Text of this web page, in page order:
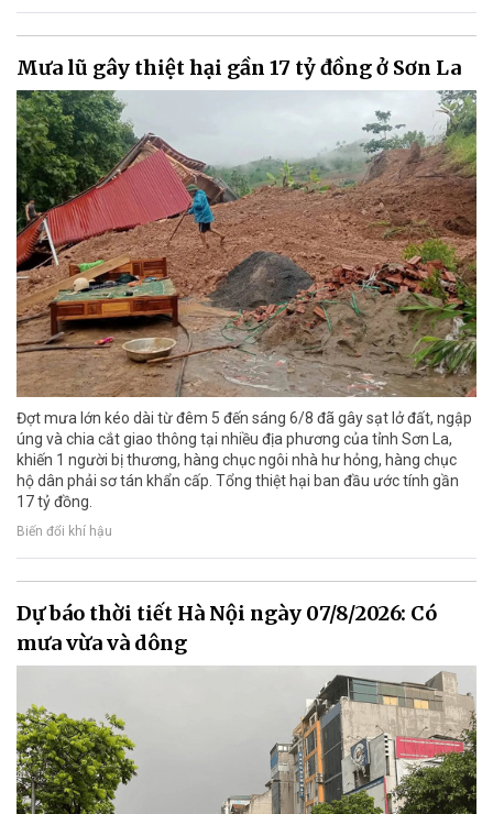
Mưa lũ gây thiệt hại gần 17 tỷ đồng ở Sơn La
Đợt mưa lớn kéo dài từ đêm 5 đến sáng 6/8 đã gây sạt lở đất, ngập
úng và chia cắt giao thông tại nhiều địa phương của tỉnh Sơn La,
khiến 1 người bị thương, hàng chục ngôi nhà hư hỏng, hàng chục
hộ dân phải sơ tán khẩn cấp. Tổng thiệt hại ban đầu ước tính gần
17 tỷ đồng.
Biến đổi khí hậu
Dự báo thời tiết Hà Nội ngày 07/8/2026: Có
mưa vừa và dông